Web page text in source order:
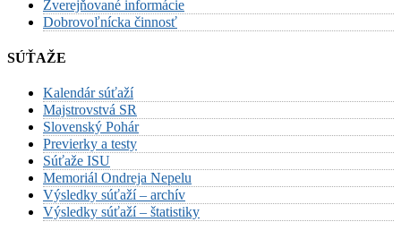
Zverejňované informácie
Dobrovoľnícka činnosť
SÚŤAŽE
Kalendár súťaží
Majstrovstvá SR
Slovenský Pohár
Previerky a testy
Súťaže ISU
Memoriál Ondreja Nepelu
Výsledky súťaží – archív
Výsledky súťaží – štatistiky